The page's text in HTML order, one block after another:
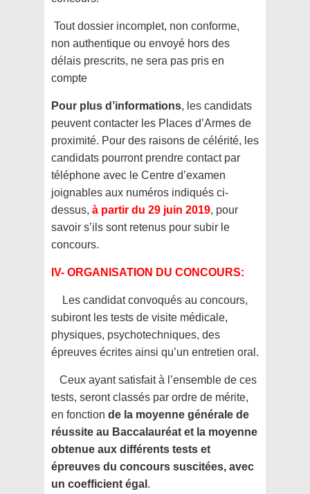
Tout dossier incomplet, non conforme,
non authentique ou envoyé hors des
délais prescrits, ne sera pas pris en
compte
Pour plus d’informations, les candidats
peuvent contacter les Places d’Armes de
proximité. Pour des raisons de célérité, les
candidats pourront prendre contact par
téléphone avec le Centre d’examen
joignables aux numéros indiqués ci-
dessus, à partir du 29 juin 2019, pour
savoir s’ils sont retenus pour subir le
concours.
IV- ORGANISATION DU CONCOURS:
Les candidat convoqués au concours,
subiront les tests de visite médicale,
physiques, psychotechniques, des
épreuves écrites ainsi qu’un entretien oral.
Ceux ayant satisfait à l’ensemble de ces
tests, seront classés par ordre de mérite,
en fonction de la moyenne générale de
réussite au Baccalauréat et la moyenne
obtenue aux différents tests et
épreuves du concours suscitées, avec
un coefficient égal .